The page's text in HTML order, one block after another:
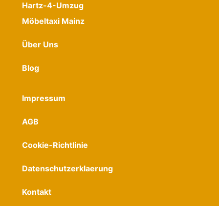
Hartz-4-Umzug
Möbeltaxi Mainz
Über Uns
Blog
Impressum
AGB
Cookie-Richtlinie
Datenschutzerklaerung
Kontakt